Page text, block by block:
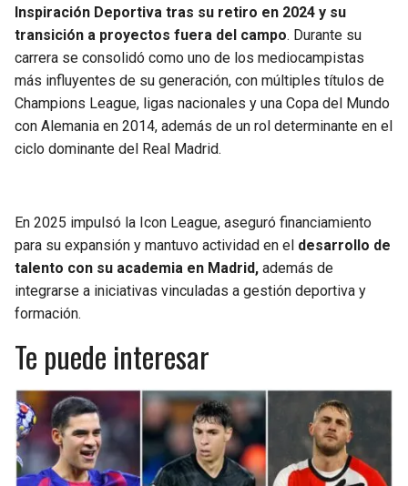
Inspiración Deportiva tras su retiro en 2024 y su
transición a proyectos fuera del campo. Durante su
carrera se consolidó como uno de los mediocampistas
más influyentes de su generación, con múltiples títulos de
Champions League, ligas nacionales y una Copa del Mundo
con Alemania en 2014, además de un rol determinante en el
ciclo dominante del Real Madrid.
En 2025 impulsó la Icon League, aseguró financiamiento
para su expansión y mantuvo actividad en el desarrollo de
talento con su academia en Madrid, además de
integrarse a iniciativas vinculadas a gestión deportiva y
formación.
Te puede interesar